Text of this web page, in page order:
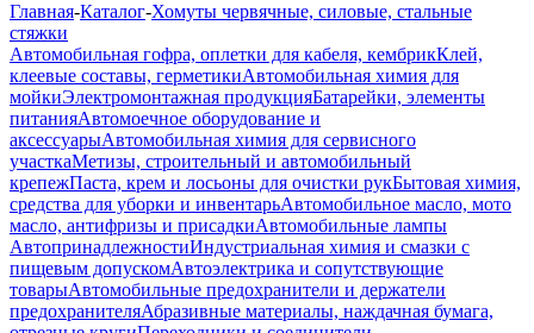
Главная-Каталог-Хомуты червячные, силовые, стальные
стяжки
Автомобильная гофра, оплетки для кабеля, кембрикКлей,
клеевые составы, герметикиАвтомобильная химия для
мойкиЭлектромонтажная продукцияБатарейки, элементы
питанияАвтомоечное оборудование и
аксессуарыАвтомобильная химия для сервисного
участкаМетизы, строительный и автомобильный
крепежПаста, крем и лосьоны для очистки рукБытовая химия,
средства для уборки и инвентарьАвтомобильное масло, мото
масло, антифризы и присадкиАвтомобильные лампы
АвтопринадлежностиИндустриальная химия и смазки с
пищевым допускомАвтоэлектрика и сопутствующие
товарыАвтомобильные предохранители и держатели
предохранителяАбразивные материалы, наждачная бумага,